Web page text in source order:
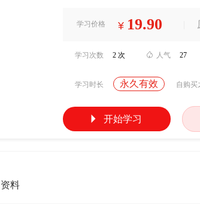
学习价格 ¥ 19.90
学习次数 2 次  人气 27
学习时长 永久有效 自购买
 开始学习
料